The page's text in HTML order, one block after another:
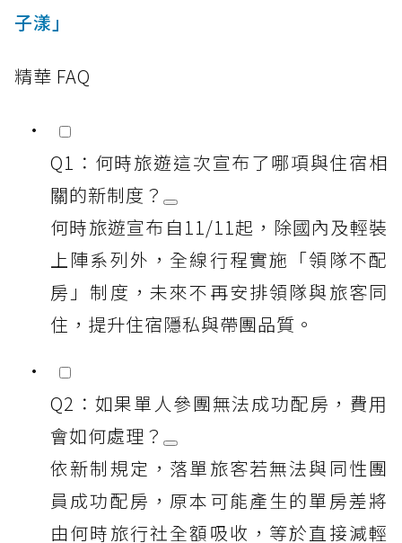
子漾」
精華 FAQ
Q1：何時旅遊這次宣布了哪項與住宿相
關的新制度？
何時旅遊宣布自11/11起，除國內及輕裝
上陣系列外，全線行程實施「領隊不配
房」制度，未來不再安排領隊與旅客同
住，提升住宿隱私與帶團品質。
Q2：如果單人參團無法成功配房，費用
會如何處理？
依新制規定，落單旅客若無法與同性團
員成功配房，原本可能產生的單房差將
由何時旅行社全額吸收，等於直接減輕